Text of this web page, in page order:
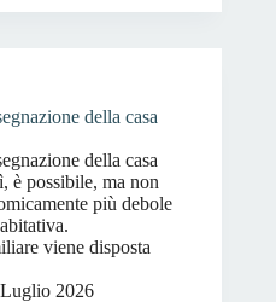
della casa
della casa
è possibile, ma non
più debole
viene disposta
2026